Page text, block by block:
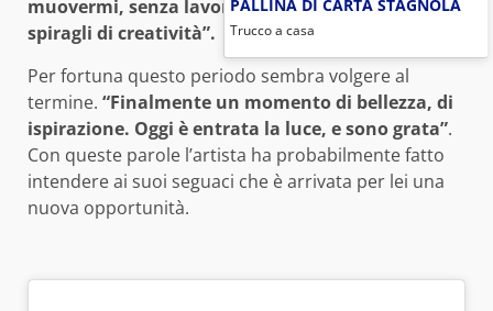
muovermi, senza lavorare, con microscopici
spiragli di creatività”.
Per fortuna questo periodo sembra volgere al
termine. “Finalmente un momento di bellezza, di
ispirazione. Oggi è entrata la luce, e sono grata”.
Con queste parole l’artista ha probabilmente fatto
intendere ai suoi seguaci che è arrivata per lei una
nuova opportunità.
PALLINA DI CARTA STAGNOLA
Trucco a casa